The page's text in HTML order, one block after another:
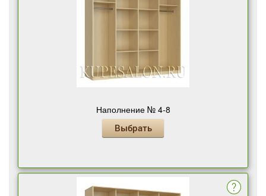
Наполнение № 4-8
Выбрать